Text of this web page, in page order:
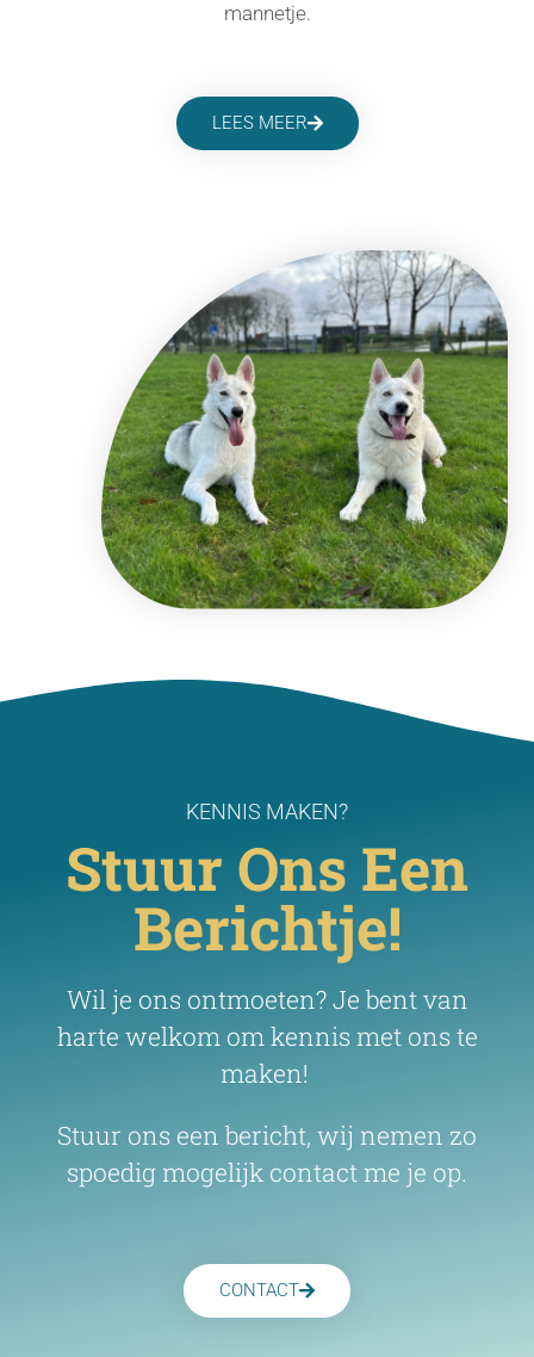
mannetje.
LEES MEER
KENNIS MAKEN?
Stuur Ons Een
Berichtje!
Wil je ons ontmoeten? Je bent van
harte welkom om kennis met ons te
maken!
Stuur ons een bericht, wij nemen zo
spoedig mogelijk contact me je op.
CONTACT